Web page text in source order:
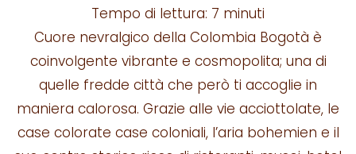
Tempo di lettura: 7 minuti
Cuore nevralgico della Colombia Bogotà è
coinvolgente vibrante e cosmopolita; una di
quelle fredde città che però ti accoglie in
maniera calorosa. Grazie alle vie acciottolate, le
case colorate case coloniali, l’aria bohemien e il